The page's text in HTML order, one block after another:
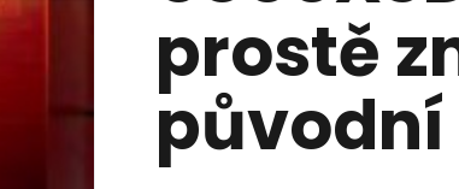
prostě
původní